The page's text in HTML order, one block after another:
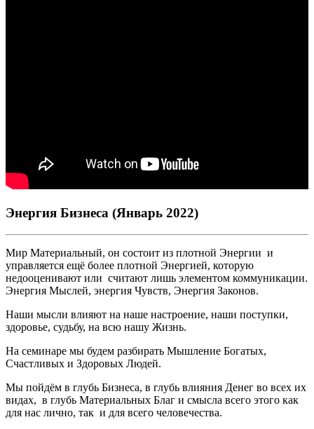
Энергия Бизнеса (Январь 2022)
Мир Материальный, он состоит из плотной Энергии и
управляется ещё более плотной Энергией, которую
недооценивают или считают лишь элементом коммуникации.
Энергия Мыслей, энергия Чувств, Энергия Законов.
Наши мысли влияют на наше настроение, наши поступки,
здоровье, судьбу, на всю нашу Жизнь.
На семинаре мы будем разбирать Мышление Богатых,
Счастливых и Здоровых Людей.
Мы пойдём в глубь Бизнеса, в глубь влияния Денег во всех их
видах, в глубь Материальных Благ и смысла всего этого как
для нас лично, так и для всего человечества.